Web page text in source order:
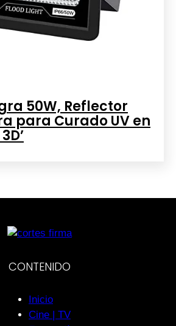
50W, Reflector
para Curado UV en
CONTENIDO
Inicio
Cine | TV